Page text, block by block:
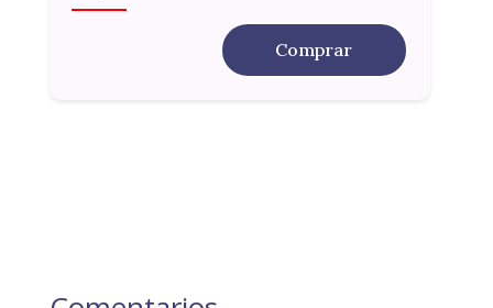
Comprar